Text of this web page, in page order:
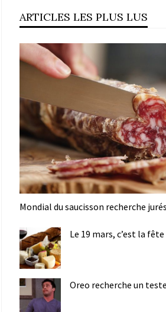
ARTICLES LES PLUS LUS
Mondial du saucisson recherche
Le 19 mars, c’est la
Oreo recherche un